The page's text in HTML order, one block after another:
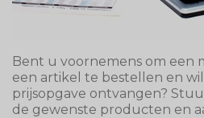
Bent u voornemens om een
een artikel te bestellen en
prijsopgave ontvangen?
de gewenste producten en